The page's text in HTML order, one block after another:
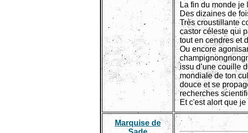
La fin du monde je
Des dizaines de
Très croustillante
castor céleste qui
tout en cendres et
Ou encore
issu d’une couille
mondiale de ton
douce et se
recherches
Et c'est alort que
Marquise de